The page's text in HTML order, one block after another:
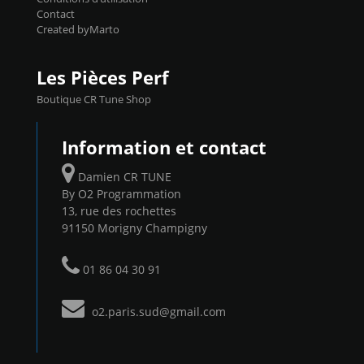
Contact
Created byMarto
Les Pièces Perf
Boutique CR Tune Shop
Information et contact
Damien CR TUNE
By O2 Programmation
13, rue des rochettes
91150 Morigny Champigny
01 86 04 30 91
o2.paris.sud@gmail.com